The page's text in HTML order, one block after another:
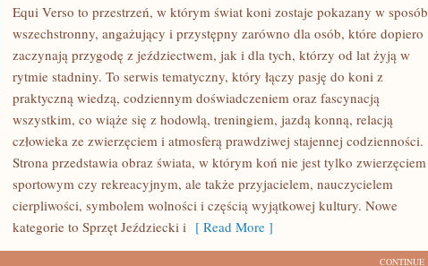
ZAWODY
WYDARZENIA
Equi Verso to przestrzeń, w którym świat koni zostaje pokazany w sposób
wszechstronny, angażujący i przystępny zarówno dla osób, które dopiero
zaczynają przygodę z jeździectwem, jak i dla tych, którzy od lat żyją w
rytmie stadniny. To serwis tematyczny, który łączy pasję do koni z
praktyczną wiedzą, codziennym doświadczeniem oraz fascynacją
wszystkim, co wiąże się z hodowlą, treningiem, jazdą konną, relacją
człowieka ze zwierzęciem i atmosferą prawdziwej stajennej codzienności.
Strona przedstawia obraz świata, w którym koń nie jest tylko zwierzęciem
sportowym czy rekreacyjnym, ale także przyjacielem, nauczycielem
cierpliwości, symbolem wolności i częścią wyjątkowej kultury. Nowe
kategorie to Sprzęt Jeździecki i [ Read More ]
CONTINUE